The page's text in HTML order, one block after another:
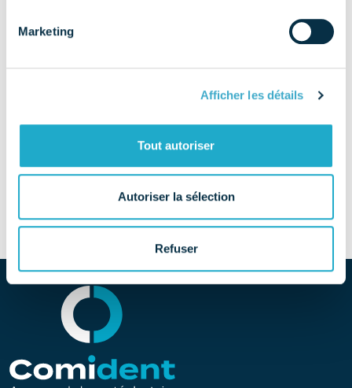
Marketing
Afficher les détails
Tout autoriser
Autoriser la sélection
Refuser
infos@thommenmedical.fr
01 83 64 06 35
SITE